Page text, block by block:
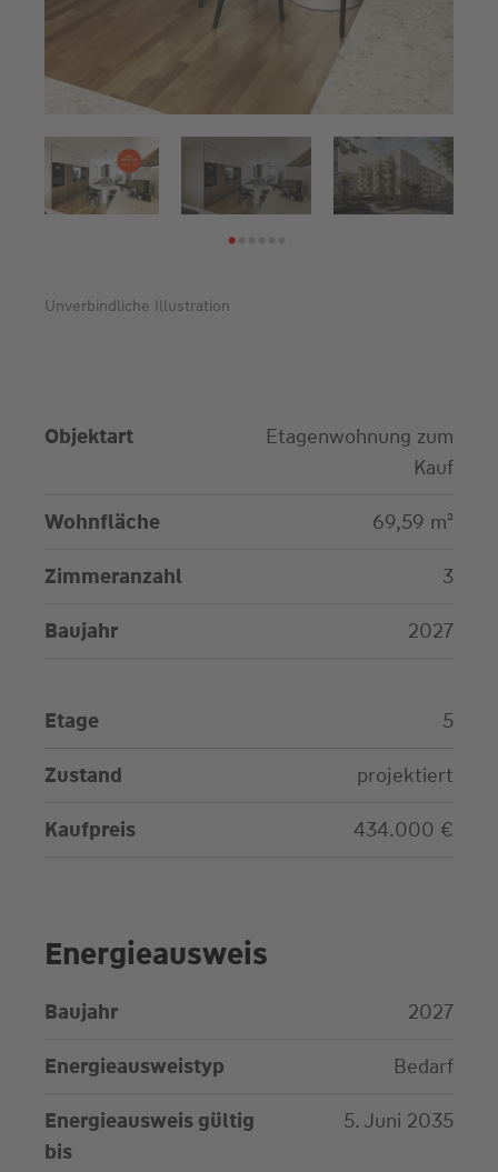
1
Unverbindliche Illustration
Objektart
Etagenwohnung zum
Kauf
Wohnfläche 69,59 m²
Zimmeranzahl 3
Baujahr 2027
Etage 5
Zustand projektiert
Kaufpreis 434.000 €
Energieausweis
Baujahr 2027
Energieausweistyp Bedarf
Energieausweis gültig
bis
5. Juni 2035